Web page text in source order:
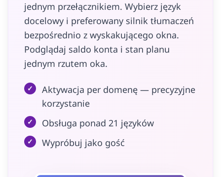
jednym przełącznikiem. Wybierz język
docelowy i preferowany silnik tłumaczeń
bezpośrednio z wyskakującego okna.
Podglądaj saldo konta i stan planu
jednym rzutem oka.
✓
Aktywacja per domenę — precyzyjne
korzystanie
✓ Obsługa ponad 21 języków
✓ Wypróbuj jako gość